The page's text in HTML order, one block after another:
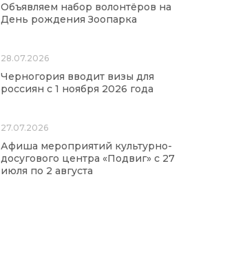
Объявляем набор волонтёров на
День рождения Зоопарка
28.07.2026
Черногория вводит визы для
россиян с 1 ноября 2026 года
27.07.2026
Афиша мероприятий культурно-
досугового центра «Подвиг» с 27
июля по 2 августа